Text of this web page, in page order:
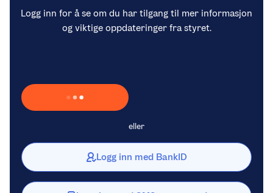
Logg inn for å se om du har tilgang til mer informasjon
og viktige oppdateringer fra styret.
Laster inn Vipps …
eller
Logg inn med BankID